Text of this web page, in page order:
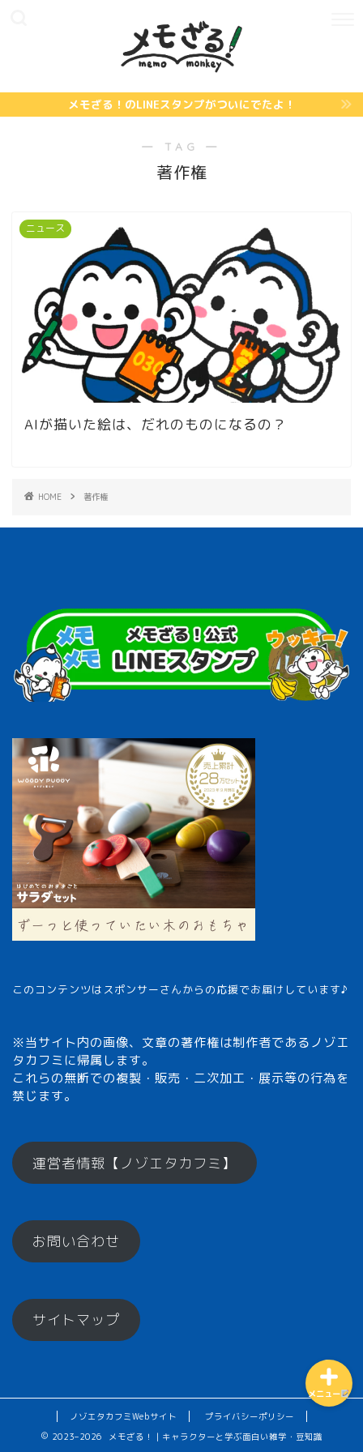
メモざる！のLINEスタンプがついにでたよ！
― TAG ―
著作権
ニュース
AIが描いた絵は、だれのものになるの？
HOME 著作権
このコンテンツはスポンサーさんからの応援でお届けしています♪
※当サイト内の画像、文章の著作権は制作者であるノゾエ
タカフミに帰属します。
これらの無断での複製・販売・二次加工・展示等の行為を
禁じます。
運営者情報【ノゾエタカフミ】
お問い合わせ
サイトマップ
ノゾエタカフミWebサイト
プライバシーポリシー
2023–2026 メモざる！｜キャラクターと学ぶ面白い雑学・豆知識
メニュー
メモざるとは？